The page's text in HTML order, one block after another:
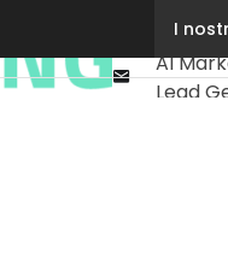
I
Youtube-
play
Email
Ultimi
AI
Lead